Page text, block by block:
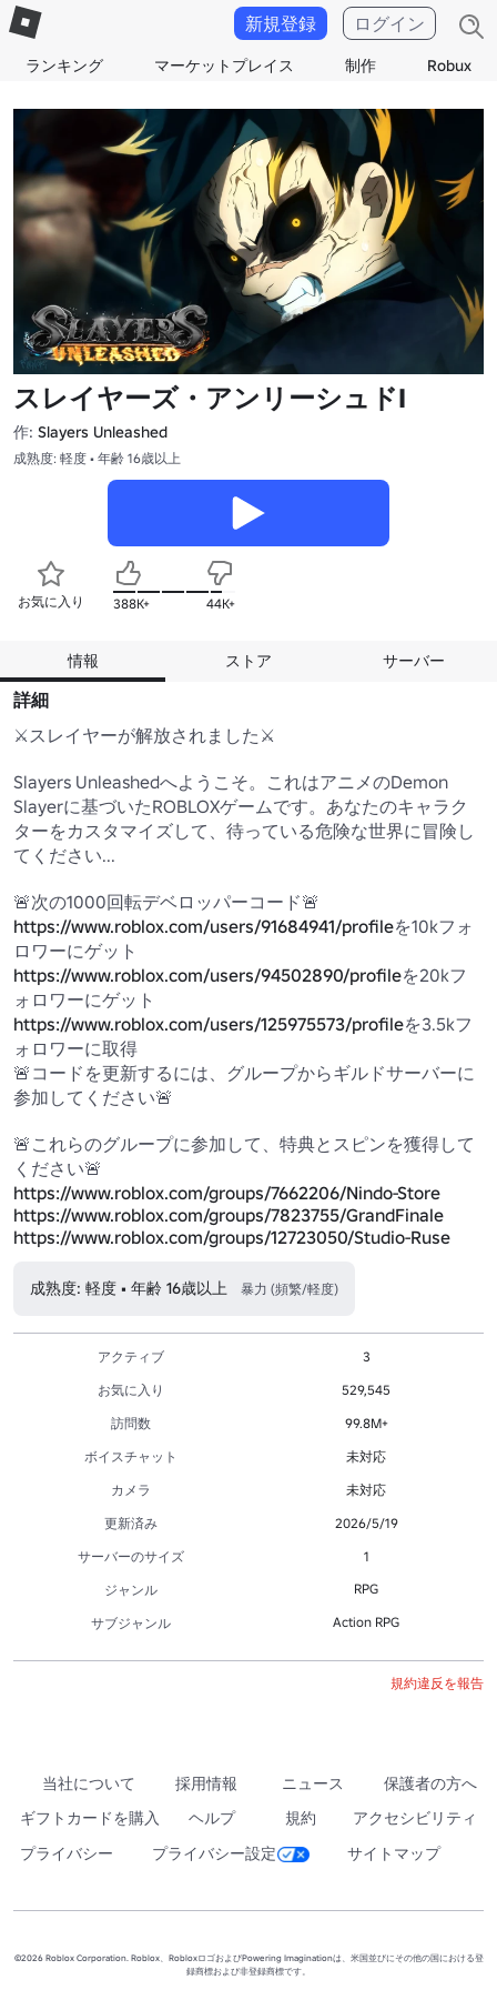
ランキング マーケットプレイス 制作 Robux
新規登録 ログイン
スレイヤーズ・アンリーシュドI
作: Slayers Unleashed
成熟度: 軽度 • 年齢 16歳以上
お気に入り 388K+ 44K+
情報 ストア サーバー
詳細
⚔️スレイヤーが解放されました⚔️
Slayers Unleashedへようこそ。これはアニメのDemon
Slayerに基づいたROBLOXゲームです。あなたのキャラク
ターをカスタマイズして、待っている危険な世界に冒険し
てください...
https://www.roblox.com/users/91684941/profileを10kフォ
https://www.roblox.com/users/94502890/profileを20kフ
https://www.roblox.com/users/125975573/profileを3.5kフ
ォロワーに取得
🚨コードを更新するには、グループからギルドサーバーに
参加してください🚨
🚨これらのグループに参加して、特典とスピンを獲得して
https://www.roblox.com/groups/7662206/Nindo-Store
https://www.roblox.com/groups/7823755/GrandFinale
https://www.roblox.com/groups/12723050/Studio-Ruse
成熟度: 軽度 • 年齢 16歳以上 暴力 (頻繁/軽度)
アクティブ
3
お気に入り
529,545
訪問数
99.8M+
ボイスチャット
未対応
カメラ
未対応
更新済み
2026/5/19
サーバーのサイズ
1
ジャンル
RPG
サブジャンル Action RPG
規約違反を報告
当社について 採用情報 ニュース
保護者の方へ
ギフトカードを購入
ヘルプ 規約
アクセシビリティ
プライバシー
プライバシー設定 サイトマップ
©2026 Roblox Corporation. Roblox、RobloxロゴおよびPowering Imaginationは、米国並びにその他の国における登
録商標および非登録商標です。